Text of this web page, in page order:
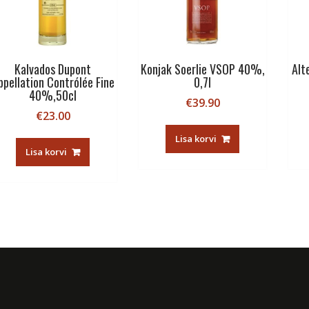
Kalvados Dupont
Contrólée Fine
40%,50cl
€23.00
Lisa korvi
Konjak Soerlie VSOP 40%,
0,7l
€39.90
Lisa korvi